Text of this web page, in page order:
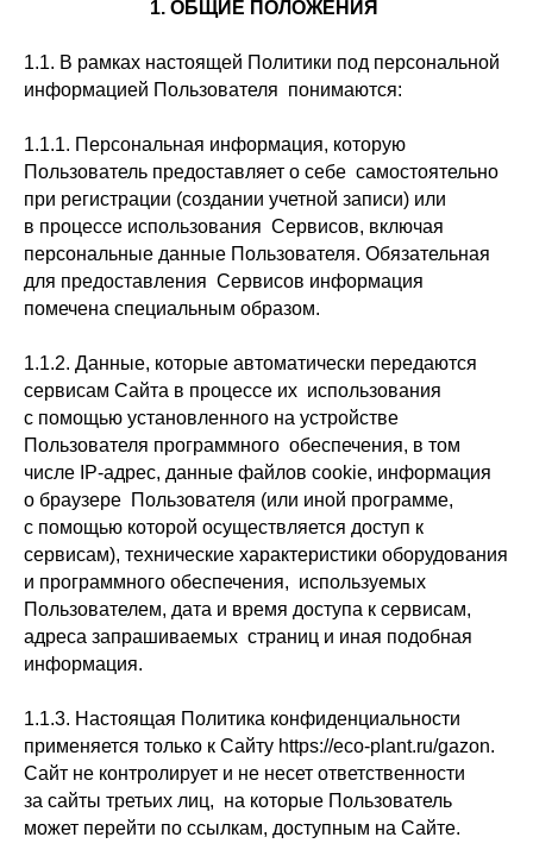
1. ОБЩИЕ ПОЛОЖЕНИЯ
1.1. В рамках настоящей Политики под персональной
информацией Пользователя понимаются:
1.1.1. Персональная информация, которую
Пользователь предоставляет о себе самостоятельно
при регистрации (создании учетной записи) или
в процессе использования Сервисов, включая
персональные данные Пользователя. Обязательная
для предоставления Сервисов информация
помечена специальным образом.
1.1.2. Данные, которые автоматически передаются
сервисам Сайта в процессе их использования
с помощью установленного на устройстве
Пользователя программного обеспечения, в том
числе IP-адрес, данные файлов cookie, информация
о браузере Пользователя (или иной программе,
с помощью которой осуществляется доступ к
сервисам), технические характеристики оборудования
и программного обеспечения, используемых
Пользователем, дата и время доступа к сервисам,
адреса запрашиваемых страниц и иная подобная
информация.
1.1.3. Настоящая Политика конфиденциальности
применяется только к Сайту https://eco-plant.ru/gazon.
Сайт не контролирует и не несет ответственности
за сайты третьих лиц, на которые Пользователь
может перейти по ссылкам, доступным на Сайте.